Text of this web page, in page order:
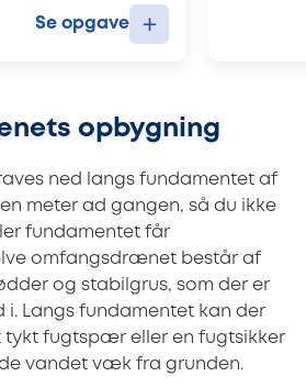
Se opgave +
opbygning
ned langs fundamentet af
meter ad gangen, så du ikke
fundamentet får
omfangsdrænet består af
og stabilgrus, som der er
Langs fundamentet kan der
fugtspær eller en fugtsikker
vandet væk fra grunden.